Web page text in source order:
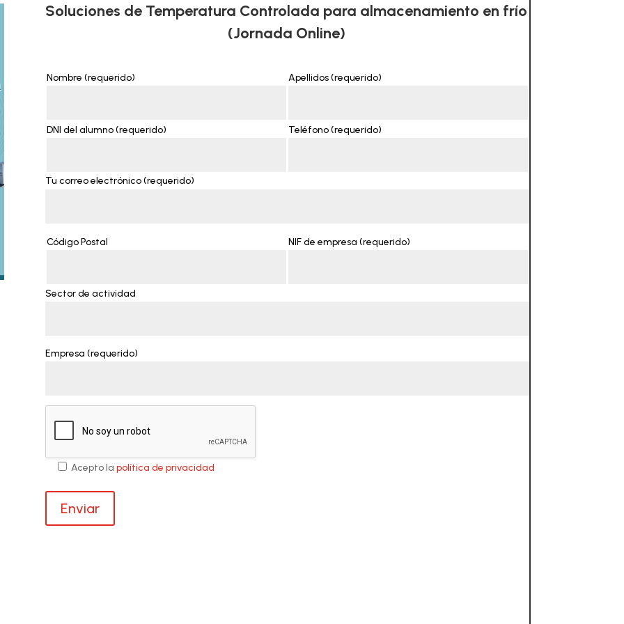
Soluciones de Temperatura Controlada para almacenamiento en frío
(Jornada Online)
Nombre (requerido) Apellidos (requerido)
DNI del alumno (requerido) Teléfono (requerido)
Tu correo electrónico (requerido)
Código Postal NIF de empresa (requerido)
Sector de actividad
Empresa (requerido)
Acepto lapolítica de privacidad